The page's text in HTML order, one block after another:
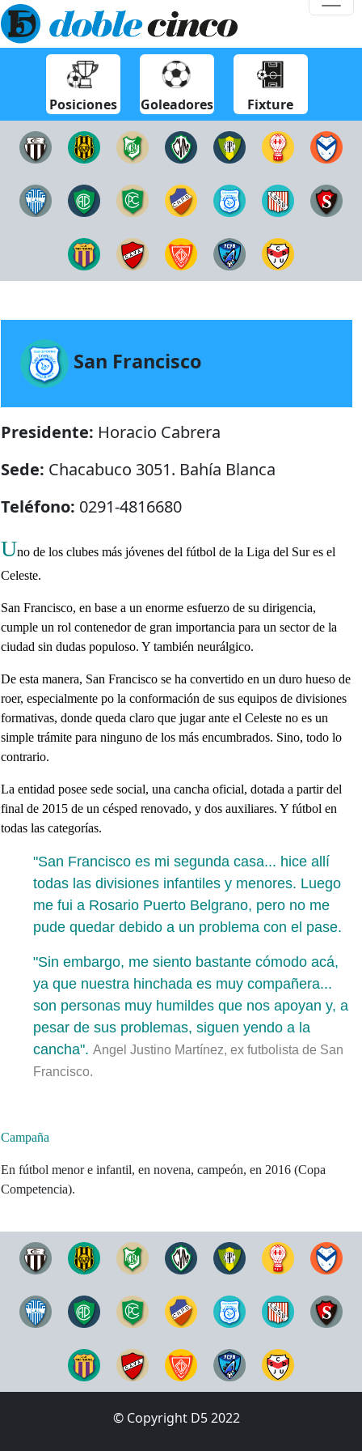
Posiciones Goleadores Fixture
San Francisco
Presidente: Horacio Cabrera
Sede: Chacabuco 3051. Bahí­a Blanca
Teléfono: 0291-4816680
Uno de los clubes más jóvenes del fútbol de la Liga del Sur es el
Celeste.
San Francisco, en base a un enorme esfuerzo de su dirigencia,
cumple un rol contenedor de gran importancia para un sector de la
ciudad sin dudas populoso. Y también neurálgico.
De esta manera, San Francisco se ha convertido en un duro hueso de
roer, especialmente po la conformación de sus equipos de divisiones
formativas, donde queda claro que jugar ante el Celeste no es un
simple trámite para ninguno de los más encumbrados. Sino, todo lo
contrario.
La entidad posee sede social, una cancha oficial, dotada a partir del
final de 2015 de un césped renovado, y dos auxiliares. Y fútbol en
todas las categorías.
"San Francisco es mi segunda casa... hice allí
todas las divisiones infantiles y menores. Luego
me fui a Rosario Puerto Belgrano, pero no me
pude quedar debido a un problema con el pase.
"Sin embargo, me siento bastante cómodo acá,
ya que nuestra hinchada es muy compañera...
son personas muy humildes que nos apoyan y, a
pesar de sus problemas, siguen yendo a la
cancha". Angel Justino Martínez, ex futbolista de San
Francisco.
Campaña
En fútbol menor e infantil, en novena, campeón, en 2016 (Copa
Competencia).
© Copyright D5 2022